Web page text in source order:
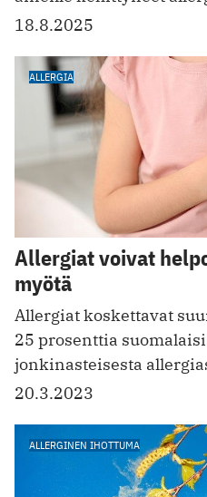
18.8.2025
ALLERGIA
Allergiat voivat
myötä
Allergiat koskettavat
25 prosenttia
jonkinasteisesta
20.3.2023
ALLERGINEN IHOTTUMA